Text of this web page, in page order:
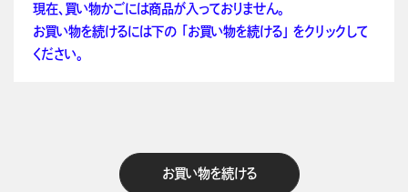
現在、買い物かごには商品が入っておりません。
お買い物を続けるには下の 「お買い物を続ける」 をクリックして
ください。
お買い物を続ける